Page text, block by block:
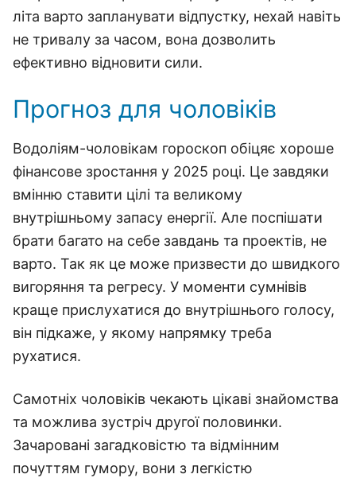
літа варто запланувати відпустку, нехай навіть
не тривалу за часом, вона дозволить
ефективно відновити сили.
Прогноз для чоловіків
Водоліям-чоловікам гороскоп обіцяє хороше
фінансове зростання у 2025 році. Це завдяки
вмінню ставити цілі та великому
внутрішньому запасу енергії. Але поспішати
брати багато на себе завдань та проектів, не
варто. Так як це може призвести до швидкого
вигоряння та регресу. У моменти сумнівів
краще прислухатися до внутрішнього голосу,
він підкаже, у якому напрямку треба
рухатися.
Самотніх чоловіків чекають цікаві знайомства
та можлива зустріч другої половинки.
Зачаровані загадковістю та відмінним
почуттям гумору, вони з легкістю